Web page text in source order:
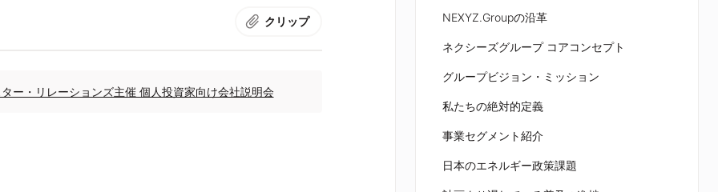
クリップ
ー・リレーションズ主催 個人投資家向け会社説明会
NEXYZ.Groupの沿革
ネクシーズグループ コアコンセプト
グループビジョン・ミッション
私たちの絶対的定義
事業セグメント紹介
日本のエネルギー政策課題